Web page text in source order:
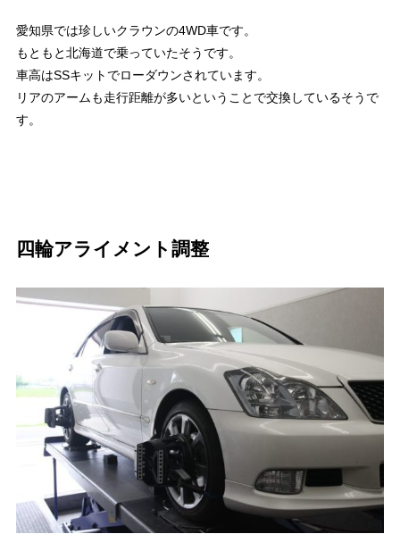
愛知県では珍しいクラウンの4WD車です。
もともと北海道で乗っていたそうです。
車高はSSキットでローダウンされています。
リアのアームも走行距離が多いということで交換しているそうで
す。
四輪アライメント調整